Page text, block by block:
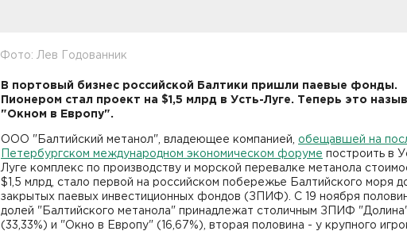
Фото: Лев Годованник
В портовый бизнес российской Балтики пришли паевые фонды.
Пионером стал проект на $1,5 млрд в Усть-Луге. Теперь это
"Окном в Европу".
ООО "Балтийский метанол", владеющее компанией, обещавшей на
Петербургском международном экономическом форуме построить в
Луге комплекс по производству и морской перевалке метанола
$1,5 млрд, стало первой на российском побережье Балтийского моря
закрытых паевых инвестиционных фондов (ЗПИФ). С 19 ноября
долей "Балтийского метанола" принадлежат столичным ЗПИФ
(33,33%) и "Окно в Европу" (16,67%), вторая половина - у крупного